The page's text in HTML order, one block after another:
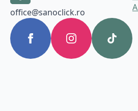
office@sanoclick.ro